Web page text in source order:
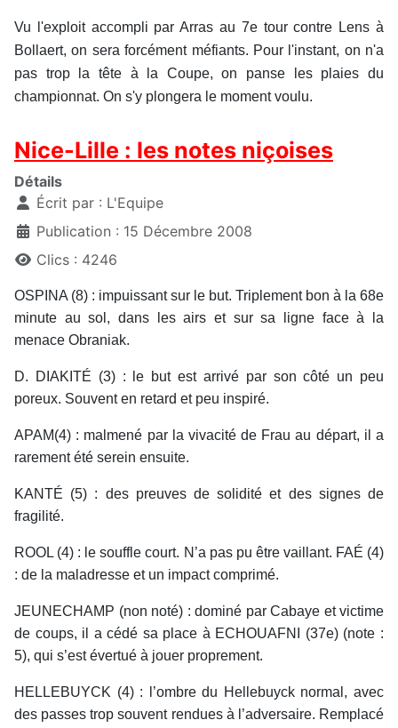
Vu l'exploit accompli par Arras au 7e tour contre Lens à
Bollaert, on sera forcément méfiants. Pour l'instant, on n'a
pas trop la tête à la Coupe, on panse les plaies du
championnat. On s'y plongera le moment voulu.
Nice-Lille : les notes niçoises
Détails
Écrit par : L'Equipe
Publication : 15 Décembre 2008
Clics : 4246
OSPINA (8) : impuissant sur le but. Triplement bon à la 68e
minute au sol, dans les airs et sur sa ligne face à la
menace Obraniak.
D. DIAKITÉ (3) : le but est arrivé par son côté un peu
poreux. Souvent en retard et peu inspiré.
APAM(4) : malmené par la vivacité de Frau au départ, il a
rarement été serein ensuite.
KANTÉ (5) : des preuves de solidité et des signes de
fragilité.
ROOL (4) : le souffle court. N’a pas pu être vaillant. FAÉ (4)
: de la maladresse et un impact comprimé.
JEUNECHAMP (non noté) : dominé par Cabaye et victime
de coups, il a cédé sa place à ECHOUAFNI (37e) (note :
5), qui s’est évertué à jouer proprement.
HELLEBUYCK (4) : l’ombre du Hellebuyck normal, avec
des passes trop souvent rendues à l’adversaire. Remplacé